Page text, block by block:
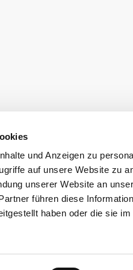
und Anzeigen zu
auf unsere Website zu
unserer Website an
führen diese
haben oder die sie